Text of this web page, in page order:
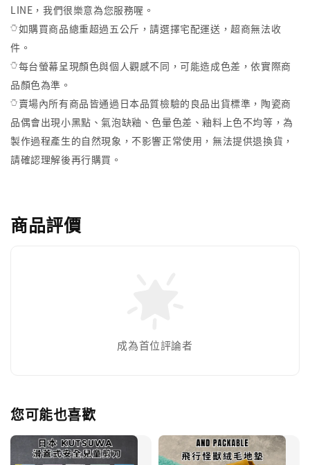
LINE，我們很樂意為您服務喔。
𓏋如購買商品總重超過五公斤，請選擇宅配運送，超商無法收
件。
𓏋每台螢幕呈現顏色與個人觀感不同，可能造成色差，依實際商
品顏色為準。
𓏋賣場內所有商品皆通過日本品質檢驗的良品出貨標準，陶瓷商
品偶會出現小黑點、氣泡缺釉、色暈色差、釉料上色不均等，為
製作過程產生的自然現象，不影響正常使用，無法提供退換貨，
請確認理解後再行購買。
商品評價
成為首位評論者
您可能也喜歡